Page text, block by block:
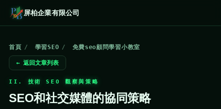
屏柏企業有限公司
首頁 / 學習SEO / 免費seo顧問學習小教室
← 返回文章列表
II. 技術 SEO 觀察與策略
SEO和社交媒體的協同策略